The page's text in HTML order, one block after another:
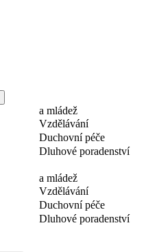
a mládež
Vzdělávání
Duchovní péče
Dluhové poradenství
a mládež
Vzdělávání
Duchovní péče
Dluhové poradenství